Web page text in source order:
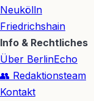
Neukölln
Friedrichshain
Info & Rechtliches
Über BerlinEcho
👥 Redaktionsteam
Kontakt